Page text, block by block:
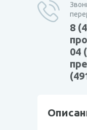
8
04